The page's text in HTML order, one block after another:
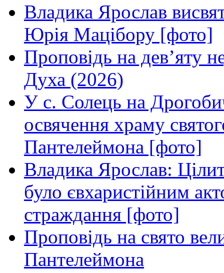
Владика Ярослав
Юрія Мацібору [фото]
Проповідь на дев’яту
Духа (2026)
У с. Солець на
освячення храму
Пантелеймона [фото]
Владика Ярослав:
було євхаристійним
страждання [фото]
Проповідь на свято
Пантелеймона